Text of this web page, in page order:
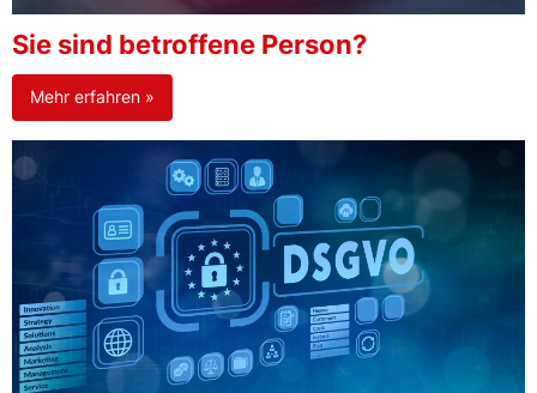
Sie sind betroffene Person?
Mehr erfahren »